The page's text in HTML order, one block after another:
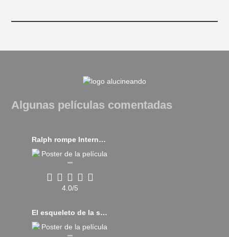
Algunas películas comentadas
Ralph rompe Internet (2018)
4.0/5
El esqueleto de la señora Morales (1960)